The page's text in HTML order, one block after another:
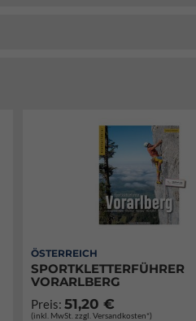
ÖSTERREICH
SPORTKLETTERFÜHRER
VORARLBERG
Preis:51,20 €
(inkl. MwSt. zzgl. Versandkosten*)